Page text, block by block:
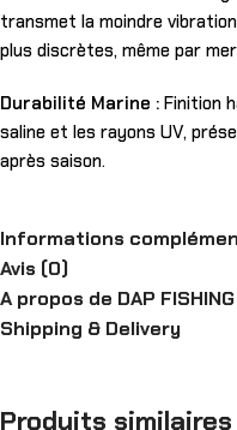
transmet la moindre
plus discrètes, même par
Durabilité Marine : Finition
saline et les rayons UV,
après saison.
Informations
Avis (0)
A propos de DAP FISHING
Shipping & Delivery
Produits similaires